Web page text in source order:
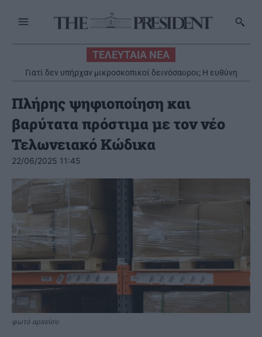
ΤΕΛΕΥΤΑΙΑ ΝΕΑ
Γιατί δεν υπήρχαν μικροσκοπικοί δεινόσαυροι; Η ευθύνη
βαραίνει τα θηλαστικά
Πλήρης ψηφιοποίηση και
βαρύτατα πρόστιμα με τον νέο
Τελωνειακό Κώδικα
22/06/2025 11:45
φωτό αρχείου